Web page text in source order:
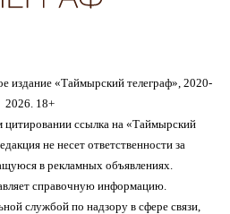
издание «Таймырский телеграф», 2020-
2026. 18+
ссылка на «Таймырский
не несет ответственности за
в рекламных объявлениях.
справочную информацию.
службой по надзору в сфере связи,